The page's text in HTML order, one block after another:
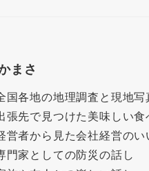
まさ
国各地の地理調査と現地写
張先で見つけた美味しい
営者から見た会社経営の
門家としての防災の話し